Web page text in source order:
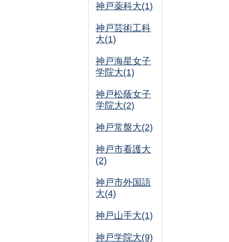
神戸薬科大(1)
神戸芸術工科
大(1)
神戸海星女子
学院大(1)
神戸松蔭女子
学院大(2)
神戸常盤大(2)
神戸市看護大
(2)
神戸市外国語
大(4)
神戸山手大(1)
神戸学院大(9)